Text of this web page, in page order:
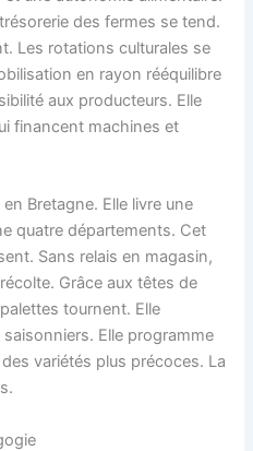
des fermes se tend.
Les rotations culturales se
en rayon rééquilibre
aux producteurs. Elle
financent machines et
Bretagne. Elle livre une
quatre départements. Cet
Sans relais en magasin,
Grâce aux têtes de
tournent. Elle
Elle programme
variétés plus précoces. La